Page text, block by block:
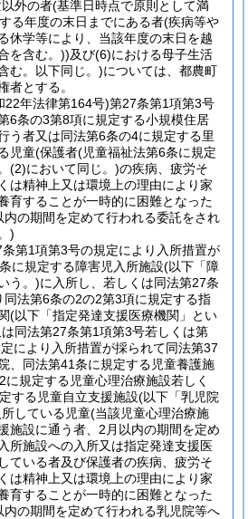
外の者(基準日時点で原則として満
る年度の末日までにある者(疾病等や
休学等により、当該年度の末日を越
を含む。))及び(6)における母子生活
む。以下同じ。)については、都農町
者とする。
年法律第164号)第27条第1項第3号
6条の3第8項に規定する小規模住居
う者又は同法第6条の4に規定する里
児童(保護者(児童福祉法第6条に規定
(2)において同じ。)の疾病、疲労そ
は精神上又は環境上の理由により家
育することが一時的に困難となった
内の期間を定めて行われる委託をされ
)
第1項第3号の規定により入所措置が
に規定する障害児入所施設(以下「障
う。)に入所し、若しくは同法第27条
法第6条の2の2第3項に規定する指
(以下「指定発達支援医療機関」とい
同法第27条第1項第3号若しくは第
により入所措置が採られて同法第37
、同法第41条に規定する児童養護施
規定する児童心理治療施設若しく
する児童自立支援施設(以下「乳児院
している児童(当該児童心理治療施
施設に通う者、2月以内の期間を定め
所施設への入所又は指定発達支援医
ている者及び保護者の疾病、疲労そ
は精神上又は環境上の理由により家
育することが一時的に困難となった
内の期間を定めて行われる乳児院等へ